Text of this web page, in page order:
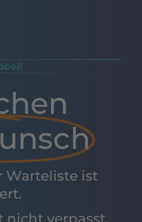
Warteliste ist
nicht verpasst,